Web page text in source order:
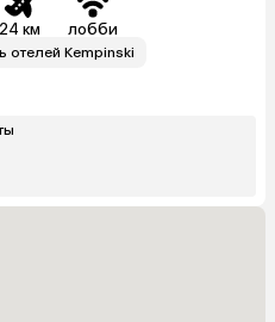
24 км лобби
отелей Kempinski